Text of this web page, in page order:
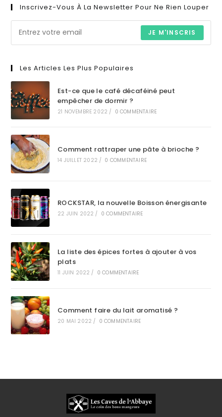
Inscrivez-Vous À La Newsletter Pour Ne Rien Louper
JE M'INSCRIS
Les Articles Les Plus Populaires
Est-ce que le café décaféiné peut
empêcher de dormir ?
21 NOVEMBRE 2022 / 0 COMMENTAIRE
Comment rattraper une pâte à brioche ?
14 JUILLET 2022 / 0 COMMENTAIRE
ROCKSTAR, la nouvelle Boisson énergisante
22 JUIN 2022 / 0 COMMENTAIRE
La liste des épices fortes à ajouter à vos
plats
11 JUIN 2022 / 0 COMMENTAIRE
Comment faire du lait aromatisé ?
20 MAI 2022 / 0 COMMENTAIRE